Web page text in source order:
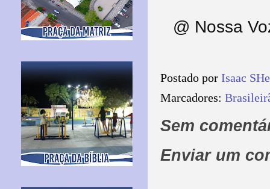
@ Nossa
Postado por Isaac
Marcadores:
Sem
Enviar um